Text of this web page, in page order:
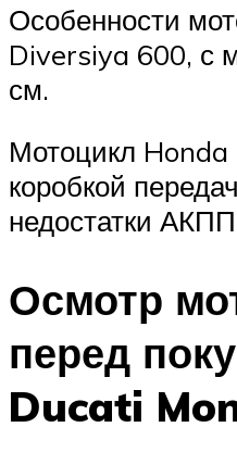
Особенности
Diversiya 600, с
см.
Мотоцикл Honda
коробкой
недостатки
Осмотр
перед
Ducati